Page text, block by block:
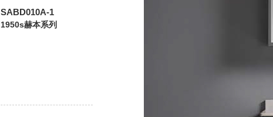
SABD010A-1
1950s赫本系列